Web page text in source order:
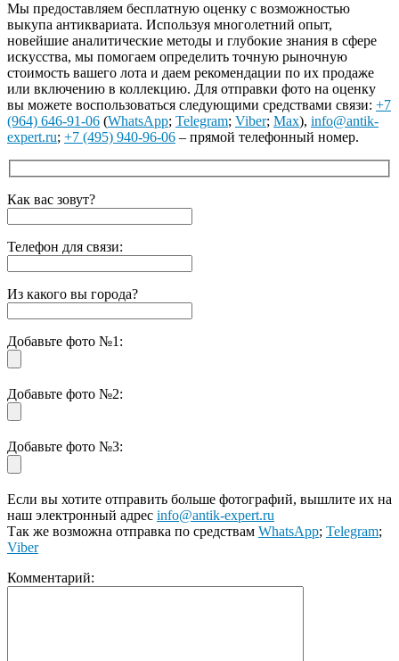
Мы предоставляем бесплатную оценку с возможностью
выкупа антиквариата. Используя многолетний опыт,
новейшие аналитические методы и глубокие знания в сфере
искусства, мы помогаем определить точную рыночную
стоимость вашего лота и даем рекомендации по их продаже
или включению в коллекцию. Для отправки фото на оценку
вы можете воспользоваться следующими средствами связи: +7
(964) 646-91-06 (WhatsApp; Telegram; Viber; Max), info@antik-
expert.ru; +7 (495) 940-96-06 – прямой телефонный номер.
Как вас зовут?
Телефон для связи:
Из какого вы города?
Добавьте фото №1:
Добавьте фото №2:
Добавьте фото №3:
Если вы хотите отправить больше фотографий, вышлите их на
наш электронный адрес info@antik-expert.ru
Так же возможна отправка по средствам WhatsApp; Telegram;
Viber
Комментарий: